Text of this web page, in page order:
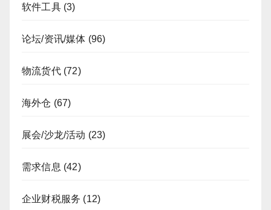
软件工具(3)
论坛/资讯/媒体 (96)
物流货代(72)
海外仓 (67)
展会/沙龙/活动 (23)
需求信息 (42)
企业财税服务 (12)